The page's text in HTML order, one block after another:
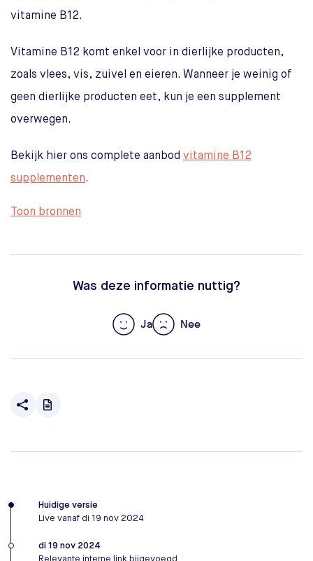
vitamine B12.
Vitamine B12 komt enkel voor in dierlijke producten,
zoals vlees, vis, zuivel en eieren. Wanneer je weinig of
geen dierlijke producten eet, kun je een supplement
overwegen.
Bekijk hier ons complete aanbod vitamine B12
supplementen.
Toon bronnen
Was deze informatie nuttig?
Ja Nee
Huidige versie
Live vanaf di 19 nov 2024
di 19 nov 2024